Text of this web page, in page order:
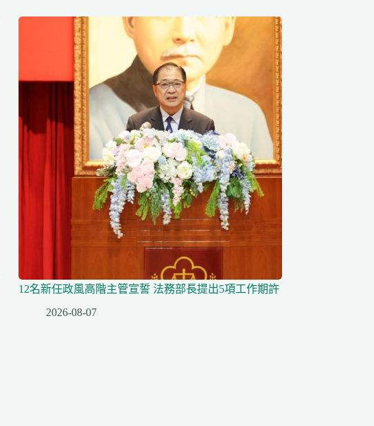
12名新任政風高階主管宣誓 法務部長提出5項工作期許
2026-08-07